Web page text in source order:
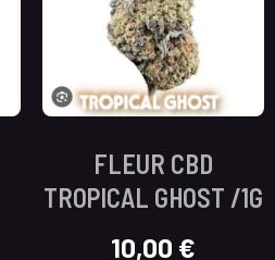
FLEUR CBD
TROPICAL GHOST /1G
10,00 €